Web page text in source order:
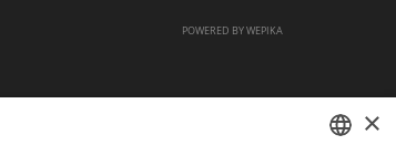
POWERED BYWEPIKA
×